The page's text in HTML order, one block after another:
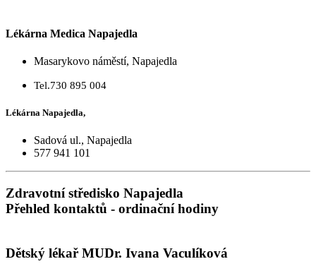
Lékárna Medica Napajedla
Masarykovo náměstí, Napajedla
Tel.730 895 004
Lékárna Napajedla,
Sadová ul., Napajedla
577 941 101
Zdravotní středisko Napajedla
Přehled kontaktů - ordinační hodiny
Dětský lékař MUDr. Ivana Vaculíková